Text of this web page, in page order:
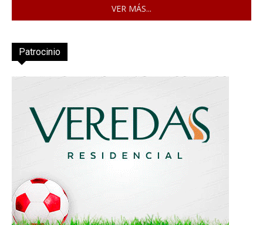
VER MÁS...
Patrocinio